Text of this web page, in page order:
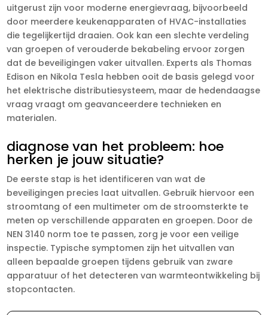
uitgerust zijn voor moderne energievraag, bijvoorbeeld
door meerdere keukenapparaten of HVAC-installaties
die tegelijkertijd draaien.​ Ook kan een slechte verdeling
van groepen of verouderde bekabeling ervoor zorgen
dat de beveiligingen vaker uitvallen.​ Experts als Thomas
Edison en Nikola Tesla hebben ooit de basis gelegd voor
het elektrische distributiesysteem, maar de hedendaagse
vraag vraagt om geavanceerdere technieken en
materialen.​
diagnose van het probleem: hoe
herken je jouw situatie?
De eerste stap is het identificeren van wat de
beveiligingen precies laat uitvallen.​ Gebruik hiervoor een
stroomtang of een multimeter om de stroomsterkte te
meten op verschillende apparaten en groepen.​ Door de
NEN 3140 norm toe te passen, zorg je voor een veilige
inspectie.​ Typische symptomen zijn het uitvallen van
alleen bepaalde groepen tijdens gebruik van zware
apparatuur of het detecteren van warmteontwikkeling bij
stopcontacten.​